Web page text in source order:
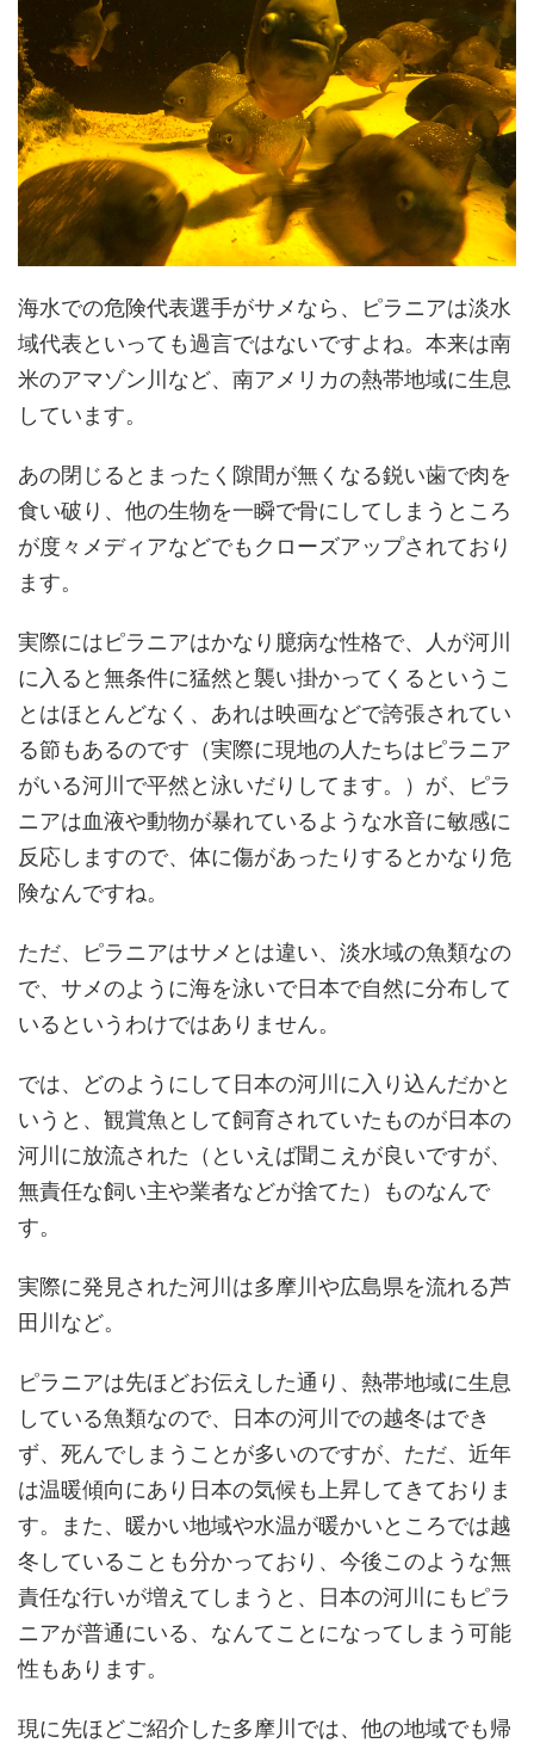
海水での危険代表選手がサメなら、ピラニアは淡水
域代表といっても過言ではないですよね。本来は南
米のアマゾン川など、南アメリカの熱帯地域に生息
しています。
あの閉じるとまったく隙間が無くなる鋭い歯で肉を
食い破り、他の生物を一瞬で骨にしてしまうところ
が度々メディアなどでもクローズアップされており
ます。
実際にはピラニアはかなり臆病な性格で、人が河川
に入ると無条件に猛然と襲い掛かってくるというこ
とはほとんどなく、あれは映画などで誇張されてい
る節もあるのです（実際に現地の人たちはピラニア
がいる河川で平然と泳いだりしてます。）が、ピラ
ニアは血液や動物が暴れているような水音に敏感に
反応しますので、体に傷があったりするとかなり危
険なんですね。
ただ、ピラニアはサメとは違い、淡水域の魚類なの
で、サメのように海を泳いで日本で自然に分布して
いるというわけではありません。
では、どのようにして日本の河川に入り込んだかと
いうと、観賞魚として飼育されていたものが日本の
河川に放流された（といえば聞こえが良いですが、
無責任な飼い主や業者などが捨てた）ものなんで
す。
実際に発見された河川は多摩川や広島県を流れる芦
田川など。
ピラニアは先ほどお伝えした通り、熱帯地域に生息
している魚類なので、日本の河川での越冬はでき
ず、死んでしまうことが多いのですが、ただ、近年
は温暖傾向にあり日本の気候も上昇してきておりま
す。また、暖かい地域や水温が暖かいところでは越
冬していることも分かっており、今後このような無
責任な行いが増えてしまうと、日本の河川にもピラ
ニアが普通にいる、なんてことになってしまう可能
性もあります。
現に先ほどご紹介した多摩川では、他の地域でも帰